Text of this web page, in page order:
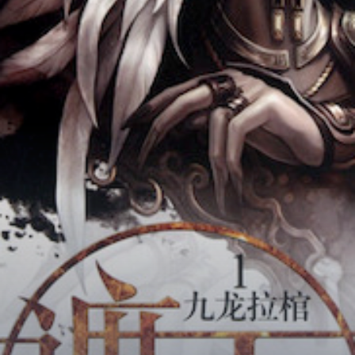
Chữa Lành
Sủng
Trả Thù
Gia Đình
Hài Hước
Hào Môn Thế Gia
Sảng Văn
Ngược
Xuyên Không
Tiểu Thuyết
Đoản Văn